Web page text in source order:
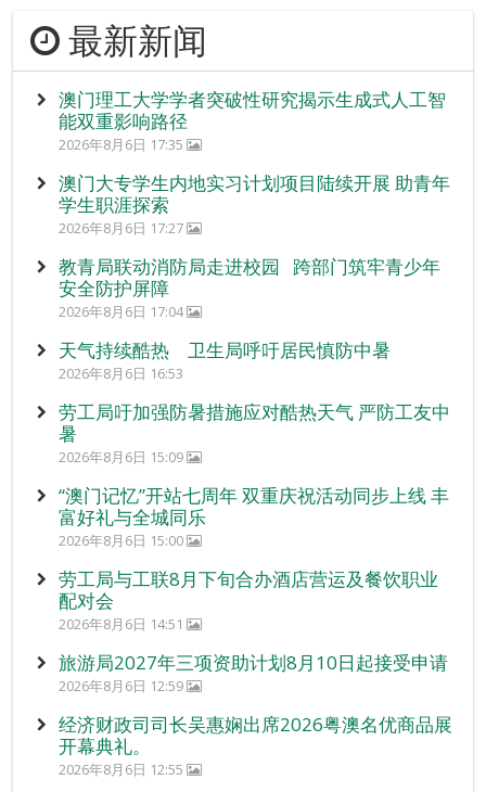
最新新闻
澳门理工大学学者突破性研究揭示生成式人工智
能双重影响路径
2026年8月6日 17:35
澳门大专学生内地实习计划项目陆续开展 助青年
学生职涯探索
2026年8月6日 17:27
教青局联动消防局走进校园 跨部门筑牢青少年
安全防护屏障
2026年8月6日 17:04
天气持续酷热 卫生局呼吁居民慎防中暑
2026年8月6日 16:53
劳工局吁加强防暑措施应对酷热天气 严防工友中
暑
2026年8月6日 15:09
“澳门记忆”开站七周年 双重庆祝活动同步上线 丰
富好礼与全城同乐
2026年8月6日 15:00
劳工局与工联8月下旬合办酒店营运及餐饮职业
配对会
2026年8月6日 14:51
旅游局2027年三项资助计划8月10日起接受申请
2026年8月6日 12:59
经济财政司司长吴惠娴出席2026粤澳名优商品展
开幕典礼。
2026年8月6日 12:55